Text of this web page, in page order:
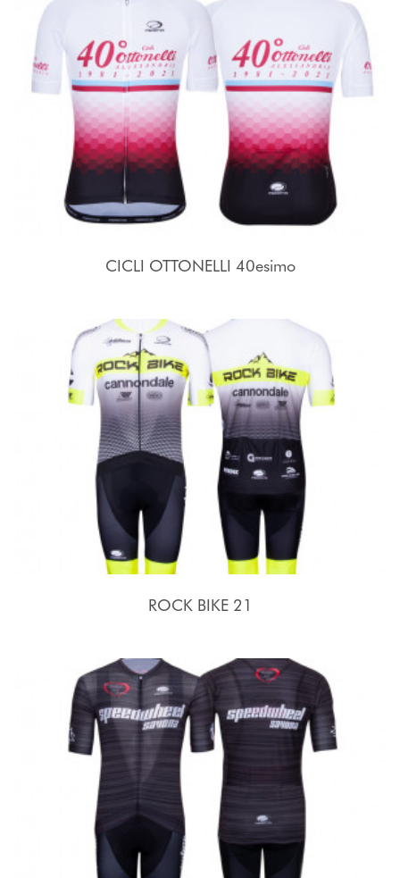
CICLI OTTONELLI 40esimo
ROCK BIKE 21